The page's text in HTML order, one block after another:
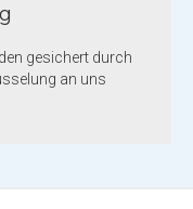
gesichert durch
an uns